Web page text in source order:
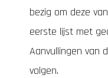
bezig om deze
eerste lijst met
Aanvullingen van
volgen.